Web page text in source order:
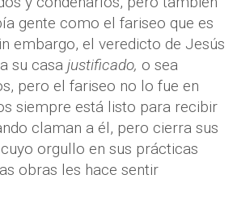
gente como el fariseo que es
embargo, el veredicto de Jesús
su casa justificado, o sea
pero el fariseo no lo fue en
siempre está listo para recibir
claman a él, pero cierra sus
orgullo en sus prácticas
obras les hace sentir